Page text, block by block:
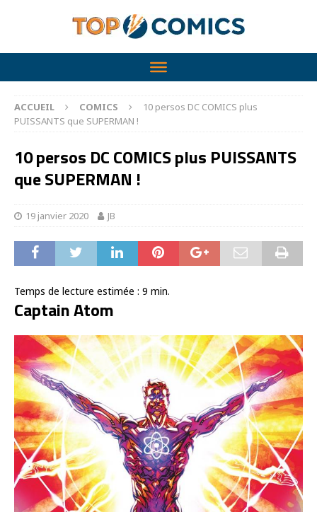
ACCUEIL COMICS
10 persos DC COMICS plus
PUISSANTS que SUPERMAN !
10 persos DC COMICS plus PUISSANTS
que SUPERMAN !
19 janvier 2020 JB
Temps de lecture estimée : 9 min.
Captain Atom